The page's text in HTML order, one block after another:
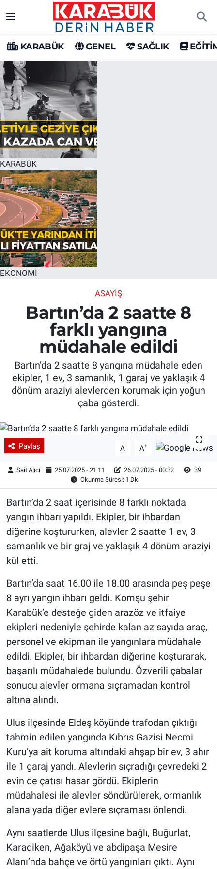
KARABÜK GENEL SAĞLIK
KARABÜK
EKONOMİ
ASAYIŞ
Bartın’da 2 saatte 8
farklı yangına
müdahale edildi
Bartın’da 2 saatte 8 yangına müdahale eden
ekipler, 1 ev, 3 samanlık, 1 garaj ve yaklaşık 4
dönüm araziyi alevlerden korumak için yoğun
çaba gösterdi.
Paylaş A- A+
Sait Alıcı 25.07.2025 - 21:11 26.07.2025 - 00:32
39
Okunma Süresi: 1 Dk
Bartın’da 2 saat içerisinde 8 farklı noktada
yangın ihbarı yapıldı. Ekipler, bir ihbardan
diğerine koştururken, alevler 2 saatte 1 ev, 3
samanlık ve bir graj ve yaklaşık 4 dönüm araziyi
kül etti.
Bartın’da saat 16.00 ile 18.00 arasında peş peşe
8 ayrı yangın ihbarı geldi. Komşu şehir
Karabük’e desteğe giden arazöz ve itfaiye
ekipleri nedeniyle şehirde kalan az sayıda araç,
personel ve ekipman ile yangınlara müdahale
edildi. Ekipler, bir ihbardan diğerine koşturarak,
başarılı müdahalede bulundu. Özverili çabalar
sonucu alevler ormana sıçramadan kontrol
altına alındı.
Ulus ilçesinde Eldeş köyünde trafodan çıktığı
tahmin edilen yangında Kıbrıs Gazisi Necmi
Kuru’ya ait koruma altındaki ahşap bir ev, 3 ahır
ile 1 garaj yandı. Alevlerin sıçradığı çevredeki 2
evin de çatısı hasar gördü. Ekiplerin
müdahalesi ile alevler söndürülerek, ormanlık
alana yada diğer evlere sıçraması önlendi.
Aynı saatlerde Ulus ilçesine bağlı, Buğurlat,
Karadiken, Ağaköyü ve abdipaşa Mesire
Alanı’nda bahçe ve örtü yangınları çıktı. Aynı
Karabük Hava Durumu
Karabük Trafik Yoğunluk Haritası
Süper Lig Puan Durumu ve Fikstür
Tüm Manşetler
Son Dakika Haberleri
Haber Arşivi